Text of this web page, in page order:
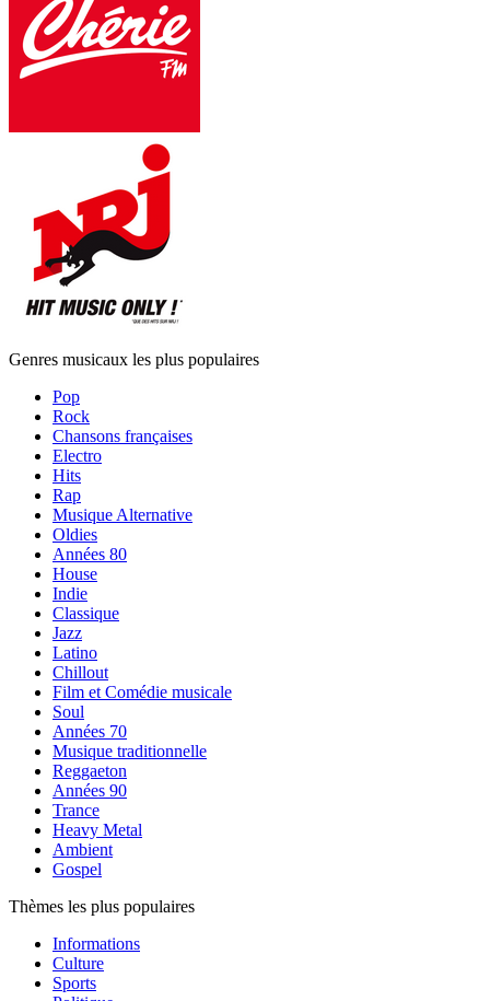
Genres musicaux les plus populaires
Pop
Rock
Chansons françaises
Electro
Hits
Rap
Musique Alternative
Oldies
Années 80
House
Indie
Classique
Jazz
Latino
Chillout
Film et Comédie musicale
Soul
Années 70
Musique traditionnelle
Reggaeton
Années 90
Trance
Heavy Metal
Ambient
Gospel
Thèmes les plus populaires
Informations
Culture
Sports